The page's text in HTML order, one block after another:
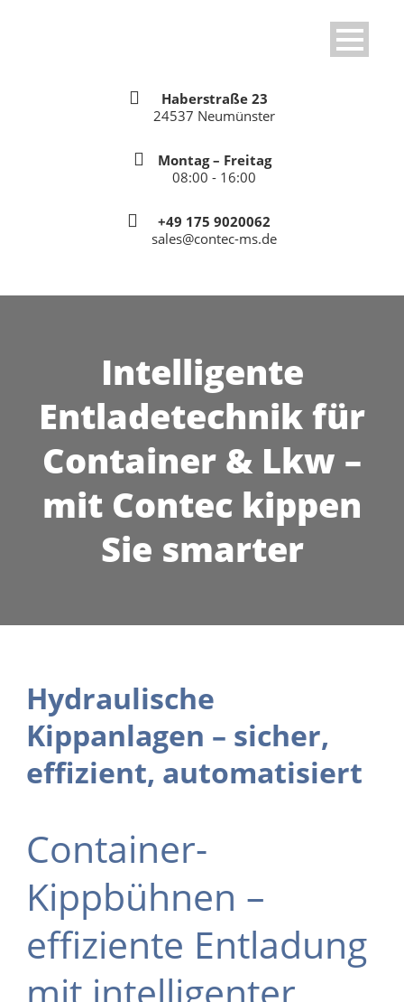
Haberstraße 23
24537 Neumünster
Montag – Freitag
08:00 - 16:00
+49 175 9020062
sales@contec-ms.de
Intelligente
Entladetechnik für
Container & Lkw –
mit Contec kippen
Sie smarter
Hydraulische
Kippanlagen – sicher,
effizient, automatisiert
Container-
Kippbühnen –
effiziente Entladung